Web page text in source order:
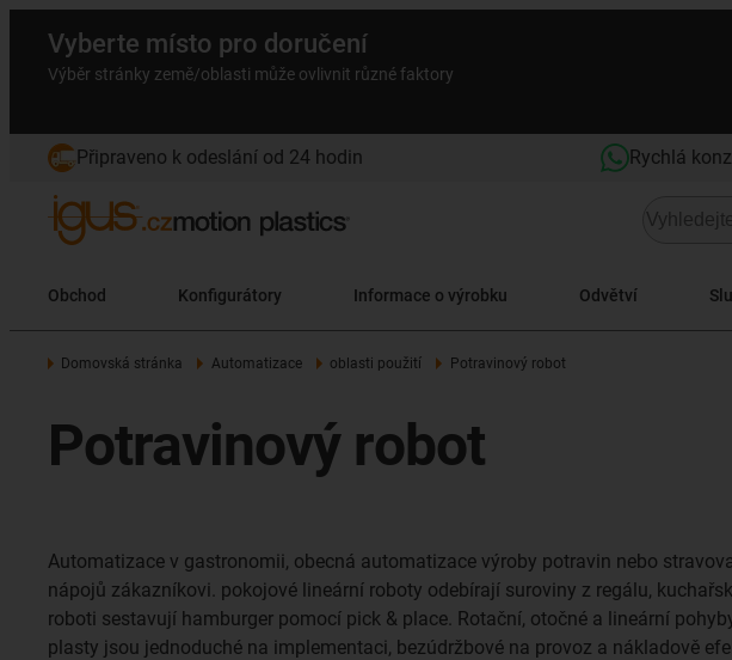
Vyberte místo pro doručení
Výběr stránky země/oblasti může ovlivnit různé faktory
Připraveno k odeslání od 24 hodin Rychlá
Obchod Konfigurátory Informace o výrobku Odvětví
Domovská stránka Automatizace oblasti použití Potravinový robot
Potravinový robot
Automatizace v gastronomii, obecná automatizace výroby potravin nebo
nápojů zákazníkovi. pokojové lineární roboty odebírají suroviny z regálu,
roboti sestavují hamburger pomocí pick & place. Rotační, otočné a lineární
plasty jsou jednoduché na implementaci, bezúdržbové na provoz a nákladově